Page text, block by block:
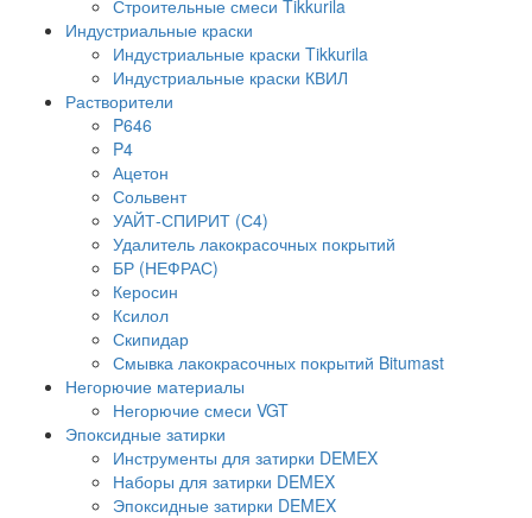
Строительные смеси Tikkurila
Индустриальные краски
Индустриальные краски Tikkurila
Индустриальные краски КВИЛ
Растворители
P646
P4
Ацетон
Сольвент
УАЙТ-СПИРИТ (С4)
Удалитель лакокрасочных покрытий
БР (НЕФРАС)
Керосин
Ксилол
Скипидар
Смывка лакокрасочных покрытий Bitumast
Негорючие материалы
Негорючие смеси VGT
Эпоксидные затирки
Инструменты для затирки DEMEX
Наборы для затирки DEMEX
Эпоксидные затирки DEMEX